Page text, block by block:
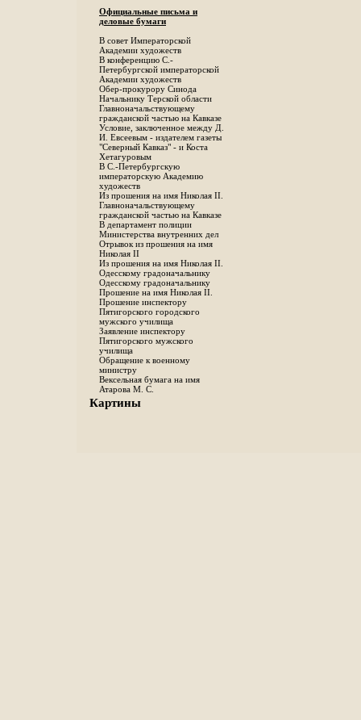
Официальные письма и
деловые бумаги
В совет Императорской
Академии художеств
В конференцию С.-
Петербургской императорской
Академии художеств
Обер-прокурору Синода
Начальнику Терской области
Главноначальствующему
гражданской частью на Кавказе
Условие, заключенное между Д.
И. Евсеевым - издателем газеты
"Северный Кавказ" - и Коста
Хетагуровым
В С.-Петербургскую
императорскую Академию
художеств
Из прошения на имя Николая II.
Главноначальствующему
гражданской частью на Кавказе
В департамент полиции
Министерства внутренних дел
Отрывок из прошения на имя
Николая II
Из прошения на имя Николая II.
Одесскому градоначальнику
Одесскому градоначальнику
Прошение на имя Николая II.
Прошение инспектору
Пятигорского городского
мужского училища
Заявление инспектору
Пятигорского мужского
училища
Обращение к военному
министру
Вексельная бумага на имя
Атарова М. С.
Картины